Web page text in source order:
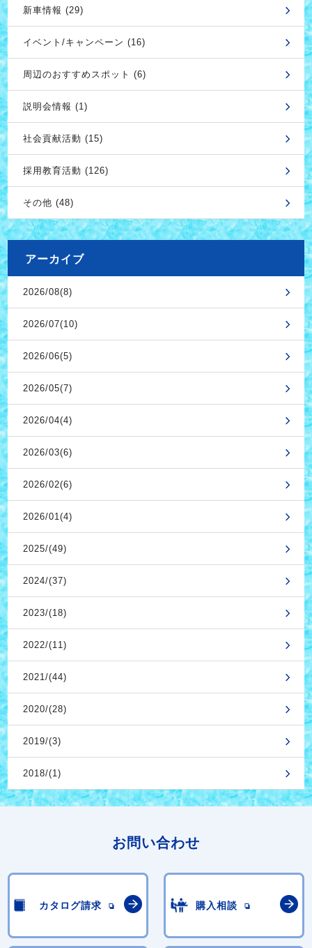
新車情報 (29)
イベント/キャンペーン (16)
周辺のおすすめスポット (6)
説明会情報 (1)
社会貢献活動 (15)
採用教育活動 (126)
その他 (48)
アーカイブ
2026/08(8)
2026/07(10)
2026/06(5)
2026/05(7)
2026/04(4)
2026/03(6)
2026/02(6)
2026/01(4)
2025/(49)
2024/(37)
2023/(18)
2022/(11)
2021/(44)
2020/(28)
2019/(3)
2018/(1)
お問い合わせ
カタログ請求 購入相談